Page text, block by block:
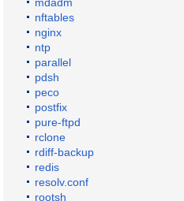
nftables
nginx
ntp
parallel
pdsh
peco
postfix
pure-ftpd
rclone
rdiff-backup
redis
resolv.conf
rootsh